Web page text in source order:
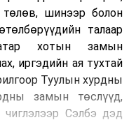
төлөв, шинээр болон
талаар
хотын замын
иргэдийн ая тухтай
Туулын хурдны
замын төслүүд,
чиглэлээр Сэлбэ дэд